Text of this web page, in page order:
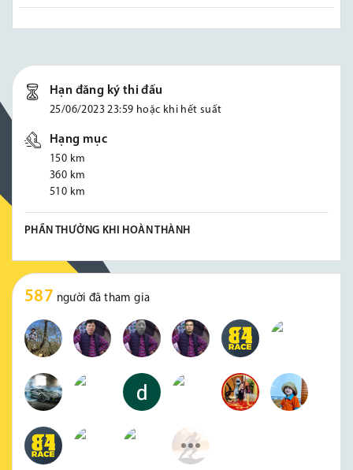
Hạn đăng ký thi đấu
25/06/2023 23:59 hoặc khi hết suất
Hạng mục
150 km
360 km
510 km
PHẦN THƯỞNG KHI HOÀN THÀNH
587 người đã tham gia